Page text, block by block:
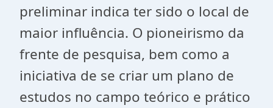
preliminar indica ter sido o local de
maior influência. O pioneirismo da
frente de pesquisa, bem como a
iniciativa de se criar um plano de
estudos no campo teórico e prático